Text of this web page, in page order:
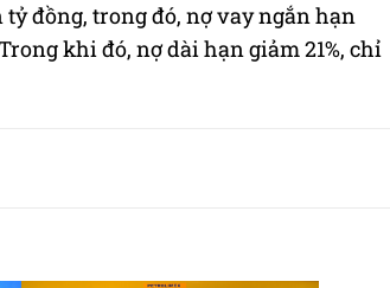
tỷ đồng, trong đó, nợ vay ngắn hạn
khi đó, nợ dài hạn giảm 21%, chỉ